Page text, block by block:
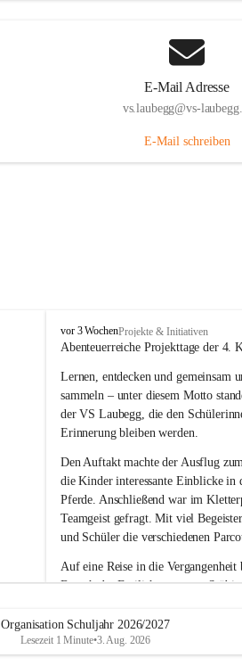
E-Mail Adresse
vs.laubegg@vs-
E-Mail schreiben
V
o
k
s
s
c
u
l
e
L
a
u
e
g
vor 3 WochenProjekte & Initiativen
Abenteuerreiche Projekttage der 4.
Lernen, entdecken und gemeinsam
sammeln – unter diesem Motto
der VS Laubegg, die den
Erinnerung bleiben werden.
Den Auftakt machte der Ausflug
die Kinder interessante Einblicke in
Pferde. Anschließend war im
Teamgeist gefragt. Mit viel
und Schüler die verschiedenen
Auf eine Reise in die
Besuch des Freilichtmuseums
gelebt und gearbeitet haben. Mit
Klasse viele spannende Details und
Organisation Schuljahr 2026/2027
Lesezeit 1 Minute•3. Aug. 2026